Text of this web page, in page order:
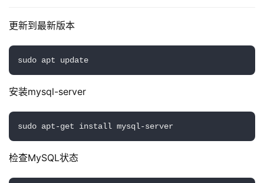
更新到最新版本
sudo apt update
安装mysql-server
sudo apt-get install mysql-server
检查MySQL状态